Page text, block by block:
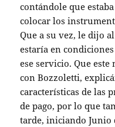
contándole que
colocar los
Que a su vez, le dijo
estaría en
ese servicio. Que
con Bozzoletti,
características de las
de pago, por lo que
tarde, iniciando Junio